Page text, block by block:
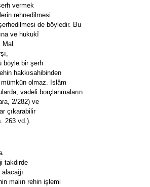
vermek
rehnedilmesi
de böyledir. Bu
ve hukukî
Mal
böyle bir şerh
hakkısahibinden
olmaz. Islâm
vadeli borçlanmaların
2/282) ve
çıkarabilir
263 vd.).
takdirde
malın rehin işlemi